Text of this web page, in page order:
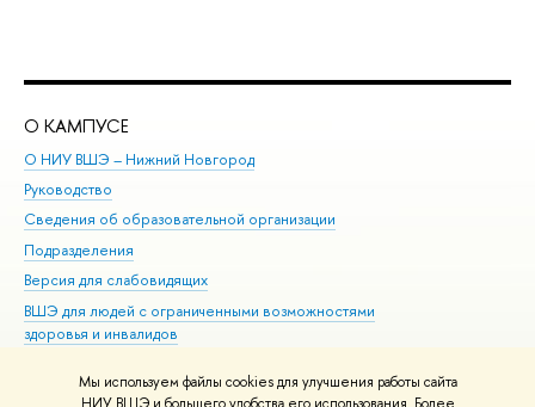
Мы используем файлы cookies для улучшения работы сайта
О КАМПУСЕ
О НИУ ВШЭ – Нижний Новгород
Руководство
Сведения об образовательной организации
Подразделения
Версия для слабовидящих
ВШЭ для людей с ограниченными возможностями
здоровья и инвалидов